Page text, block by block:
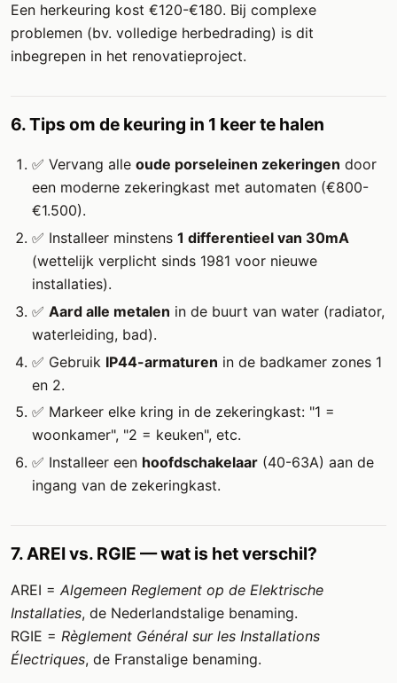
Een herkeuring kost €120-€180. Bij complexe
problemen (bv. volledige herbedrading) is dit
inbegrepen in het renovatieproject.
6. Tips om de keuring in 1 keer te halen
✅ Vervang alle oude porseleinen zekeringen door
een moderne zekeringkast met automaten (€800-
€1.500).
✅ Installeer minstens 1 differentieel van 30mA
(wettelijk verplicht sinds 1981 voor nieuwe
installaties).
✅ Aard alle metalen in de buurt van water (radiator,
waterleiding, bad).
✅ Gebruik IP44-armaturen in de badkamer zones 1
en 2.
✅ Markeer elke kring in de zekeringkast: "1 =
woonkamer", "2 = keuken", etc.
✅ Installeer een hoofdschakelaar (40-63A) aan de
ingang van de zekeringkast.
7. AREI vs. RGIE — wat is het verschil?
AREI = Algemeen Reglement op de Elektrische
Installaties, de Nederlandstalige benaming.
RGIE = Règlement Général sur les Installations
Électriques, de Franstalige benaming.